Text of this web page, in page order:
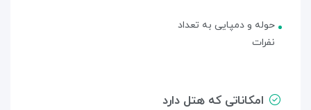
حوله و دمپایی به تعداد
نفرات
امکاناتی که هتل دارد